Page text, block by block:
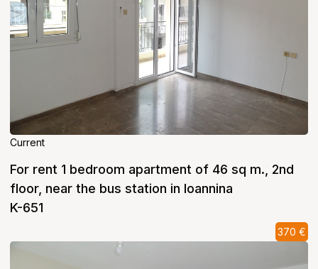
Current
For rent 1 bedroom apartment of 46 sq m., 2nd
floor, near the bus station in Ioannina
K-651
370 €